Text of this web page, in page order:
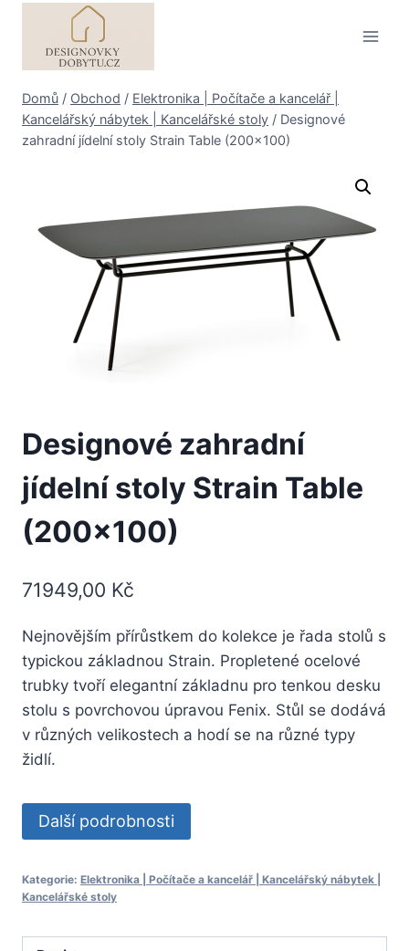
Domů / Obchod / Elektronika | Počítače a kancelář |
Kancelářský nábytek | Kancelářské stoly / Designové
zahradní jídelní stoly Strain Table (200×100)
Designové zahradní
jídelní stoly Strain Table
(200×100)
71949,00 Kč
Nejnovějším přírůstkem do kolekce je řada stolů s
typickou základnou Strain. Propletené ocelové
trubky tvoří elegantní základnu pro tenkou desku
stolu s povrchovou úpravou Fenix. Stůl se dodává
v různých velikostech a hodí se na různé typy
židlí.
Další podrobnosti
Kategorie: Elektronika | Počítače a kancelář | Kancelářský nábytek |
Kancelářské stoly